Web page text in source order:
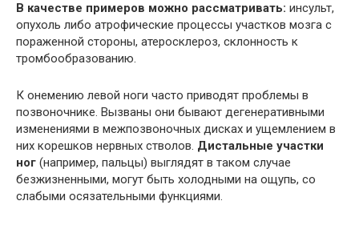
В качестве примеров можно рассматривать: инсульт,
опухоль либо атрофические процессы участков мозга с
пораженной стороны, атеросклероз, склонность к
тромбообразованию.
К онемению левой ноги часто приводят проблемы в
позвоночнике. Вызваны они бывают дегенеративными
изменениями в межпозвоночных дисках и ущемлением в
них корешков нервных стволов. Дистальные участки
ног (например, пальцы) выглядят в таком случае
безжизненными, могут быть холодными на ощупь, со
слабыми осязательными функциями.